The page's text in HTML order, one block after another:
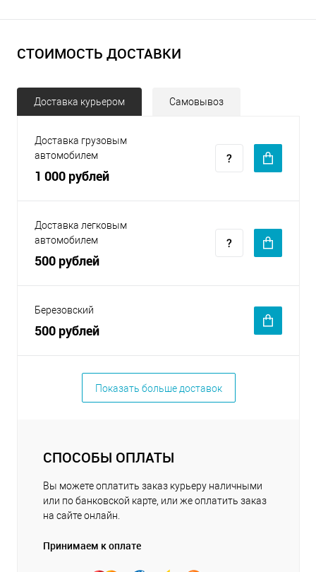
СТОИМОСТЬ ДОСТАВКИ
Доставка курьером Самовывоз
Доставка грузовым
автомобилем
1 000 рублей
Доставка легковым
автомобилем
500 рублей
Березовский
500 рублей
Показать больше доставок
СПОСОБЫ ОПЛАТЫ
Вы можете оплатить заказ курьеру наличными
или по банковской карте, или же оплатить заказ
на сайте онлайн.
Принимаем к оплате